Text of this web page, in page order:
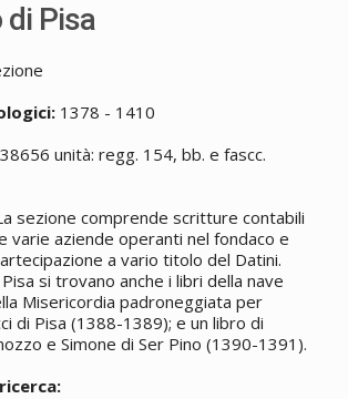
di Pisa
1378 - 1410
unità: regg. 154, bb. e fascc.
sezione comprende scritture contabili
varie aziende operanti nel fondaco e
a vario titolo del Datini.
si trovano anche i libri della nave
Misericordia padroneggiata per
di Pisa (1388-1389); e un libro di
e Simone di Ser Pino (1390-1391).